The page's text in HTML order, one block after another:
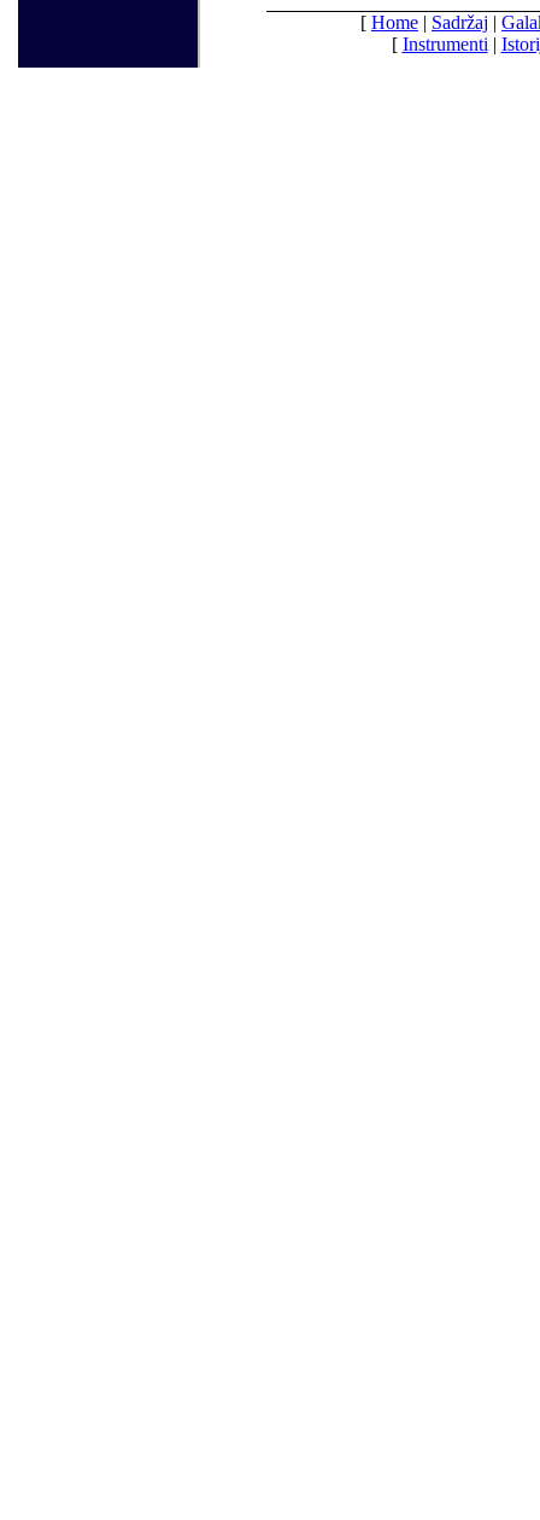
[ Home | Sadržaj |
[ Instrumenti |